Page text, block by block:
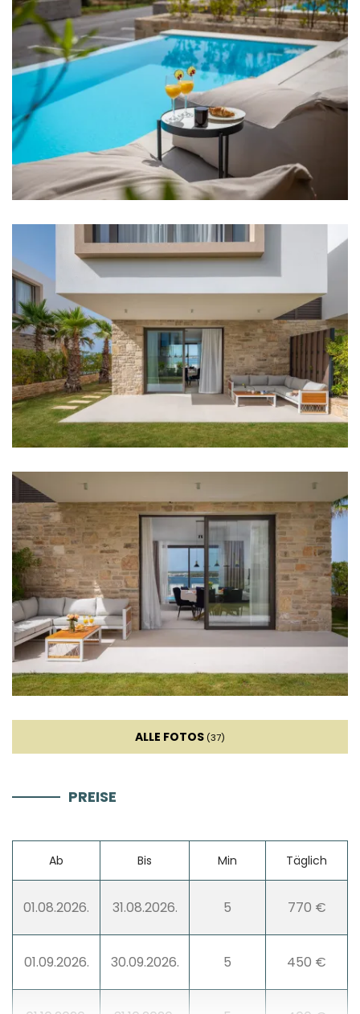
Kühlschrank
Mikrowelle
Wasserkocher
Toaster
Geschirrspüler
Kaffeemaschine
Geschirr
Hochstuhl
Wohnzimmer
Sofa
Smart TV
Unterhaltung
Fahrräder (gegen Gebühr)
Scooter (gegen Gebühr)
ALLE FOTOS (37)
PREISE
Ab Bis Min Täglich
01.08.2026. 31.08.2026. 5 770 €
01.09.2026. 30.09.2026. 5 450 €